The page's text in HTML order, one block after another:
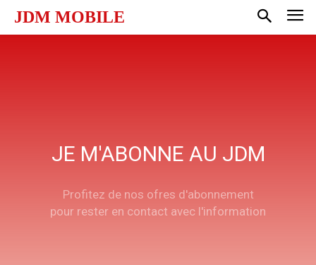
JDM MOBILE
JE M'ABONNE AU JDM
Profitez de nos ofres d'abonnement
pour rester en contact avec l'information